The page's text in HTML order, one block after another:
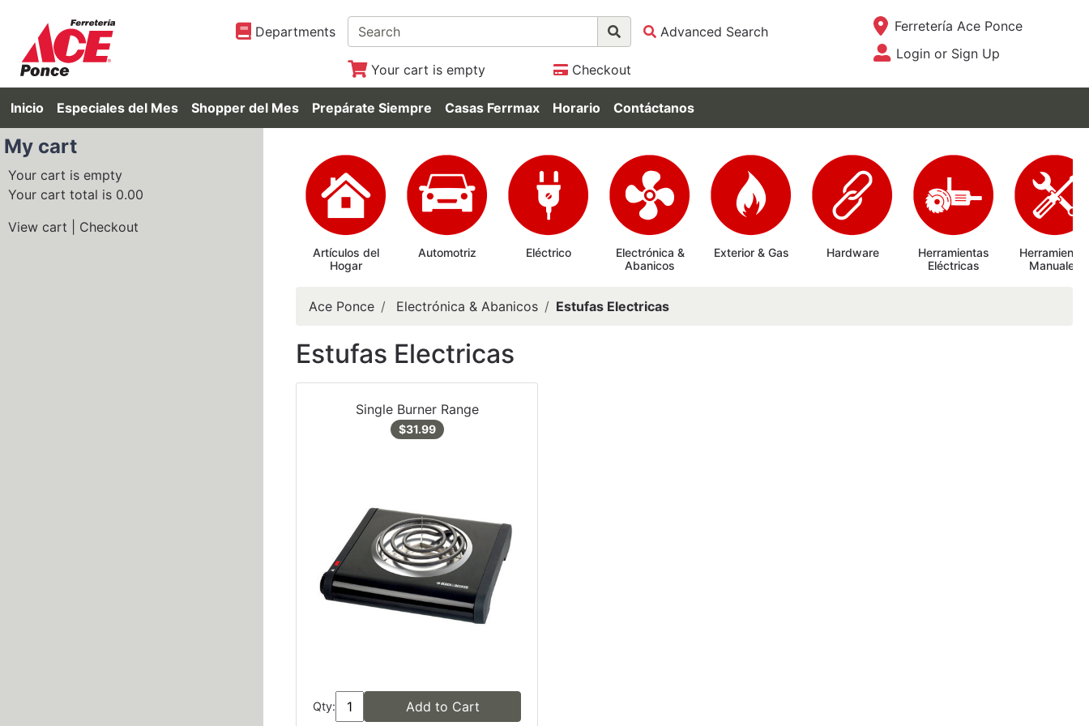
Departments Advanced Search
Your cart is empty Checkout
Current Store
Ferretería Ace Ponce
Site Menu
Login or Sign Up
Inicio Especiales del Mes Shopper del Mes Prepárate Siempre Casas Ferrmax Horario Contáctanos
My cart
Your cart is empty
Your cart total is 0.00
View cart
Checkout
Artículos del
Hogar
Automotriz Eléctrico
Electrónica &
Abanicos
Exterior & Gas Hardware
Herramientas
Eléctricas
Manuales
Ace Ponce Electrónica & Abanicos Estufas Electricas
Estufas Electricas
Single Burner Range
$31.99
Qty: Add to Cart